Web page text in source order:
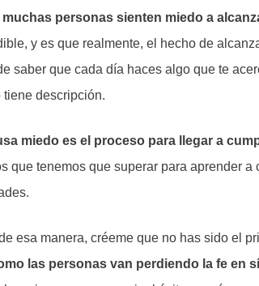
muchas personas sienten miedo a
y es que realmente, el hecho de
saber que cada día haces algo que te
tiene descripción.
miedo es el proceso para llegar a
que tenemos que superar para aprender a
esa manera, créeme que no has sido el
las personas van perdiendo la fe en